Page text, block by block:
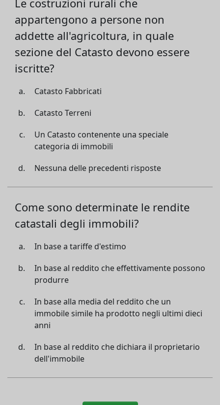
Le costruzioni rurali che
appartengono a persone non
addette all'agricoltura, in quale
sezione del Catasto devono essere
iscritte?
Catasto Fabbricati
Catasto Terreni
Un Catasto contenente una speciale
categoria di immobili
Nessuna delle precedenti risposte
Come sono determinate le rendite
catastali degli immobili?
In base a tariffe d'estimo
In base al reddito che effettivamente possono
produrre
In base alla media del reddito che un
immobile simile ha prodotto negli ultimi dieci
anni
In base al reddito che dichiara il proprietario
dell'immobile